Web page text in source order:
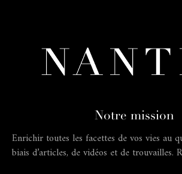
Notre mission
Enrichir toutes les facettes de vos vies au
biais d’articles, de vidéos et de trouvailles.